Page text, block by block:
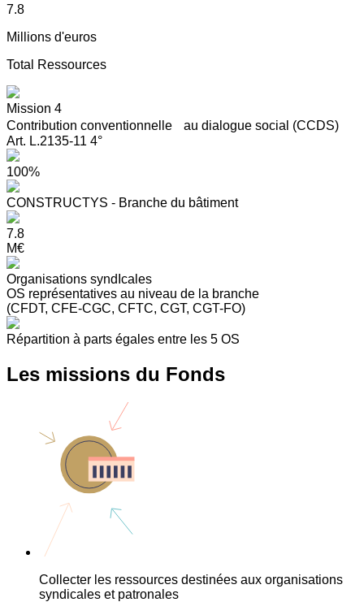
7.8
Millions d'euros
Total Ressources
Mission 4
Contribution conventionnelle au dialogue social (CCDS)
Art. L.2135-11 4°
100%
CONSTRUCTYS - Branche du bâtiment
7.8
M€
Organisations syndIcales
OS représentatives au niveau de la branche
(CFDT, CFE-CGC, CFTC, CGT, CGT-FO)
Répartition à parts égales entre les 5 OS
Les missions du Fonds
Collecter les ressources destinées aux organisations
syndicales et patronales